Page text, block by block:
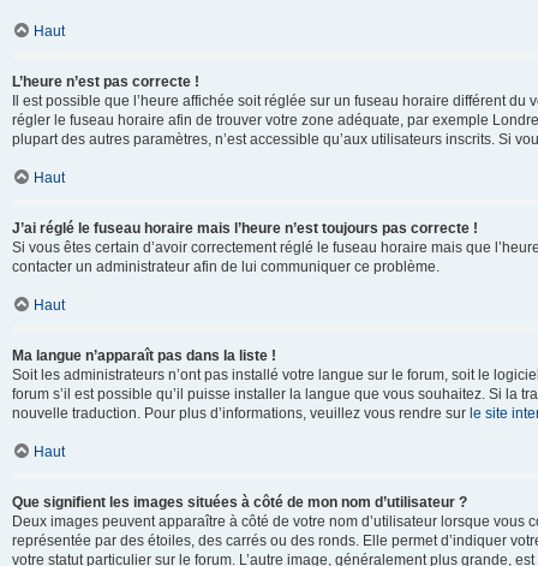
Haut
L’heure n’est pas correcte !
Il est possible que l’heure affichée soit réglée sur un fuseau horaire différent
régler le fuseau horaire afin de trouver votre zone adéquate, par exemple
plupart des autres paramètres, n’est accessible qu’aux utilisateurs inscrits. Si
Haut
J’ai réglé le fuseau horaire mais l’heure n’est toujours pas correcte !
Si vous êtes certain d’avoir correctement réglé le fuseau horaire mais que
contacter un administrateur afin de lui communiquer ce problème.
Haut
Ma langue n’apparaît pas dans la liste !
Soit les administrateurs n’ont pas installé votre langue sur le forum, soit le
forum s’il est possible qu’il puisse installer la langue que vous souhaitez. Si la
nouvelle traduction. Pour plus d’informations, veuillez vous rendre sur le site
Haut
Que signifient les images situées à côté de mon nom d’utilisateur ?
Deux images peuvent apparaître à côté de votre nom d’utilisateur lorsque
représentée par des étoiles, des carrés ou des ronds. Elle permet d’indiquer
votre statut particulier sur le forum. L’autre image, généralement plus grande,